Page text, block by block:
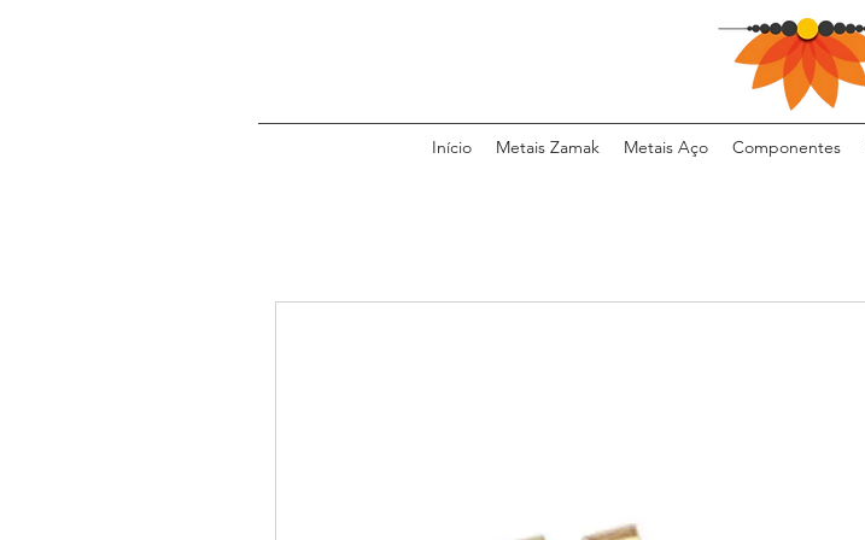
Início Metais Zamak Metais Aço Componentes